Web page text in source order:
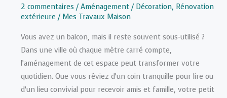
2 commentaires /Aménagement / Décoration, Rénovation
extérieure / Mes Travaux Maison
Vous avez un balcon, mais il reste souvent sous-utilisé ?
Dans une ville où chaque mètre carré compte,
l’aménagement de cet espace peut transformer votre
quotidien. Que vous rêviez d’un coin tranquille pour lire ou
d’un lieu convivial pour recevoir amis et famille, votre petit